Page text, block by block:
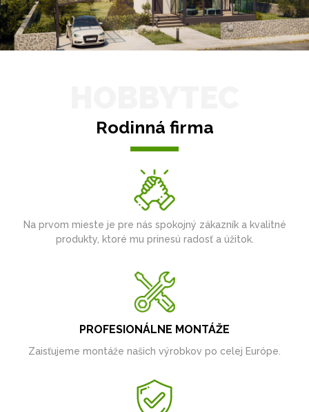
Rodinná firma
Na prvom mieste je pre nás spokojný zákazník a kvalitné
produkty, ktoré mu prinesú radosť a úžitok.
PROFESIONÁLNE MONTÁŽE
Zaisťujeme montáže našich výrobkov po celej Európe.